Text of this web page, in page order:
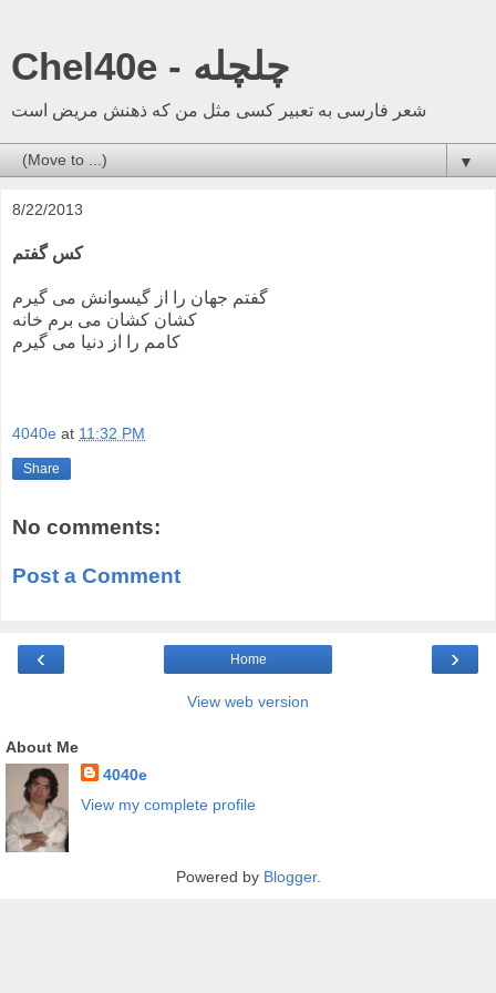
Chel40e - چلچله
شعر فارسی به تعبیر کسی مثل من که ذهنش مریض است
▼
8/22/2013
کس گفتم
گفتم جهان را از گیسوانش می گیرم
کشان کشان می برم خانه
کامم را از دنیا می گیرم
4040e at 11:32 PM
Share
No comments:
Post a Comment
‹ ›
Home
View web version
About Me
4040e
View my complete profile
Powered by Blogger.